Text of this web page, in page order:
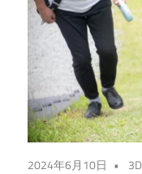
2024年6月10日